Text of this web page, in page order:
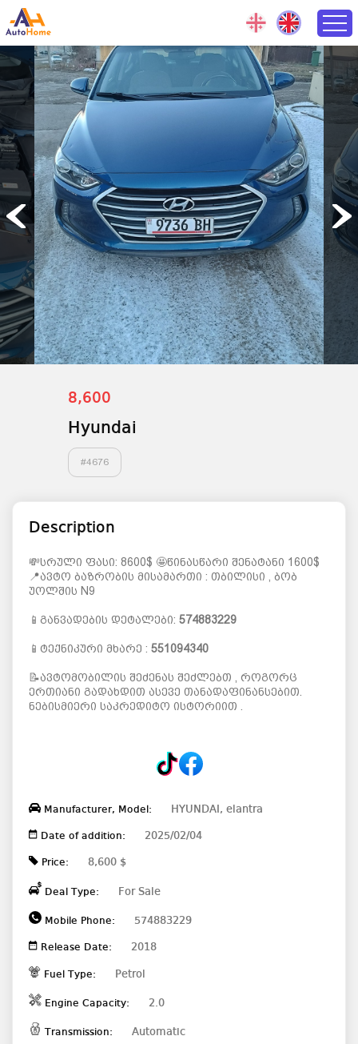
8,600
Hyundai
#4676
Description
💸სრული ფასი: 8600$ 🤩წინასწარი შენატანი 1600$
📍ავტო ბაზრობის მისამართი : თბილისი , ბობ
უოლშის N9
📱განვადების დეტალები: 574883229
📱ტექნიკური მხარე : 551094340
📝ავტომობილის შეძენას შეძლებთ , როგორც
ერთიანი გადახდით ასევე თანადაფინანსებით.
ნებისმიერი საკრედიტო ისტორიით .
Manufacturer, Model: HYUNDAI, elantra
Date of addition: 2025/02/04
Price: 8,600 $
Deal Type: For Sale
Mobile Phone: 574883229
Release Date: 2018
Fuel Type: Petrol
Engine Capacity: 2.0
Transmission: Automatic